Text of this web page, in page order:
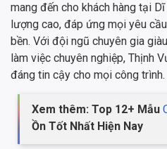
mang đến cho khách hàng tại
lượng cao, đáp ứng mọi yêu
bền. Với đội ngũ chuyên gia
làm việc chuyên nghiệp, Thịnh
đáng tin cậy cho mọi công trình.
Xem thêm: Top 12+ Mẫu
Ồn Tốt Nhất Hiện Nay